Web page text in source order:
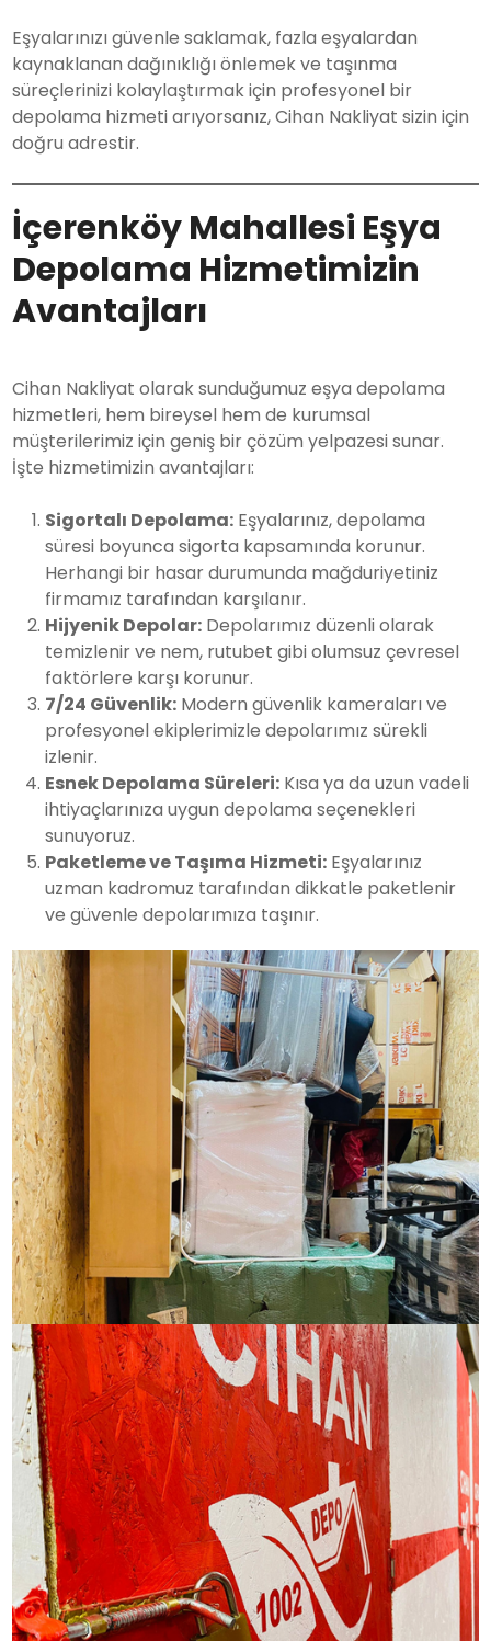
Eşyalarınızı güvenle saklamak, fazla eşyalardan
kaynaklanan dağınıklığı önlemek ve taşınma
süreçlerinizi kolaylaştırmak için profesyonel bir
depolama hizmeti arıyorsanız, Cihan Nakliyat sizin için
doğru adrestir.
İçerenköy Mahallesi Eşya
Depolama Hizmetimizin
Avantajları
Cihan Nakliyat olarak sunduğumuz eşya depolama
hizmetleri, hem bireysel hem de kurumsal
müşterilerimiz için geniş bir çözüm yelpazesi sunar.
İşte hizmetimizin avantajları:
Sigortalı Depolama: Eşyalarınız, depolama
süresi boyunca sigorta kapsamında korunur.
Herhangi bir hasar durumunda mağduriyetiniz
firmamız tarafından karşılanır.
Hijyenik Depolar: Depolarımız düzenli olarak
temizlenir ve nem, rutubet gibi olumsuz çevresel
faktörlere karşı korunur.
7/24 Güvenlik: Modern güvenlik kameraları ve
profesyonel ekiplerimizle depolarımız sürekli
izlenir.
Esnek Depolama Süreleri: Kısa ya da uzun vadeli
ihtiyaçlarınıza uygun depolama seçenekleri
sunuyoruz.
Paketleme ve Taşıma Hizmeti: Eşyalarınız
uzman kadromuz tarafından dikkatle paketlenir
ve güvenle depolarımıza taşınır.